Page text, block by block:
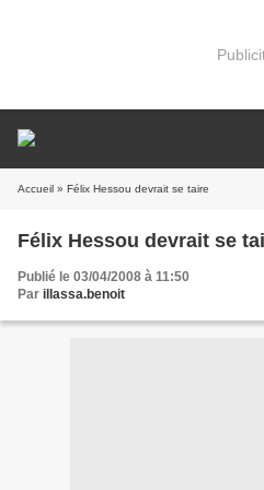
Accueil » Félix Hessou devrait se taire
Félix Hessou devrait se
Publié le 03/04/2008 à 11:50
Par illassa.benoit